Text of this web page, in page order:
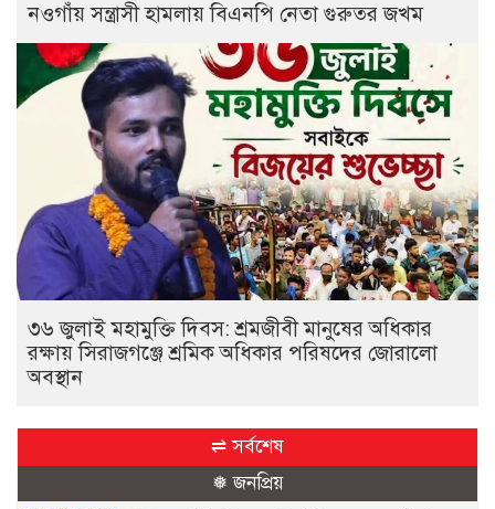
নওগাঁয় সন্ত্রাসী হামলায় বিএনপি নেতা গুরুতর জখম
৩৬ জুলাই মহামুক্তি দিবস: শ্রমজীবী মানুষের অধিকার
রক্ষায় সিরাজগঞ্জে শ্রমিক অধিকার পরিষদের জোরালো
অবস্থান
⇌ সর্বশেষ
❅ জনপ্রিয়